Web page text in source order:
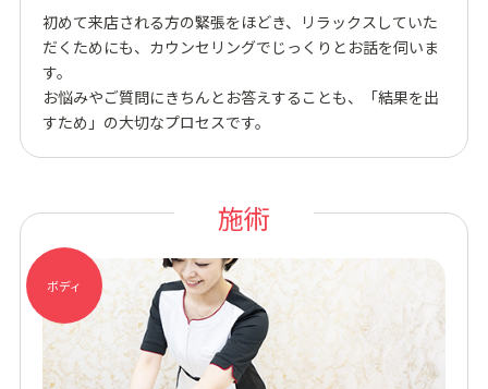
初めて来店される⽅の緊張をほどき、リラックスしていた
だくためにも、カウンセリングでじっくりとお話を伺いま
す。
お悩みやご質問にきちんとお答えすることも、「結果を出
すため」の⼤切なプロセスです。
施術
ボディ